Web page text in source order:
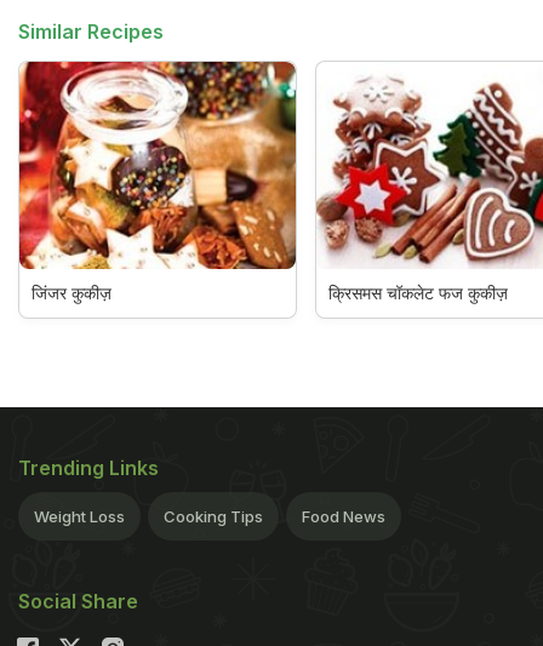
Similar Recipes
जिंजर कुकीज़ क्रिसमस चॉकलेट फज कुकीज़
Trending Links
Weight Loss Cooking Tips Food News
Social Share